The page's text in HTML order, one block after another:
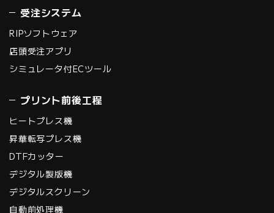
受注システム
RIPソフトウェア
店頭受注アプリ
シミュレータ付ECツール
プリント前後工程
ヒートプレス機
昇華転写プレス機
DTFカッター
デジタル製版機
デジタルスクリーン
自動前処理機